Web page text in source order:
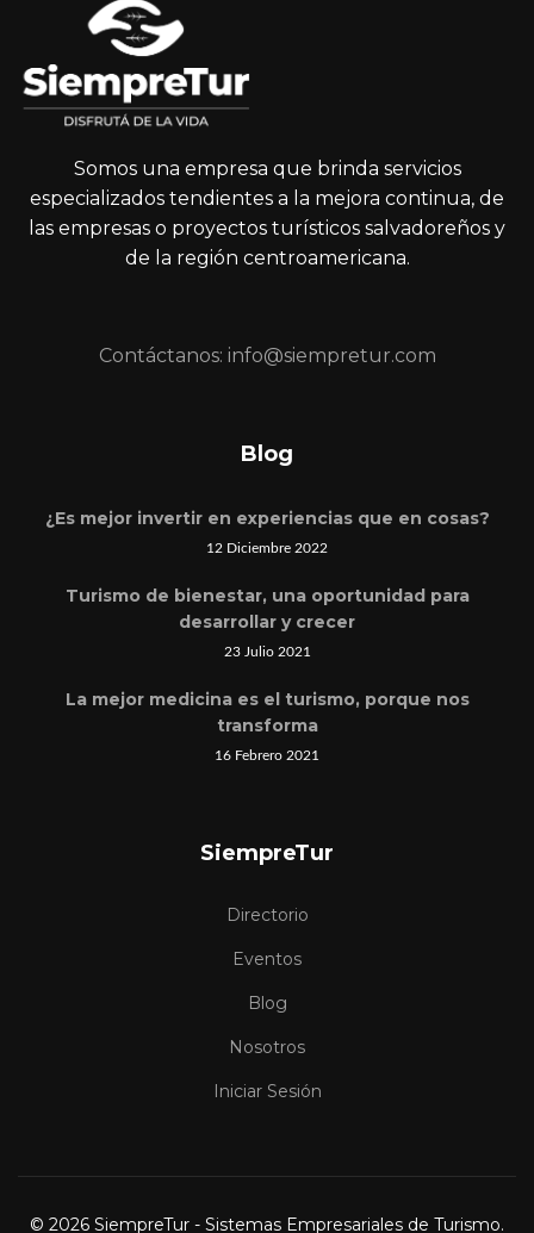
Somos una empresa que brinda servicios
especializados tendientes a la mejora continua, de
las empresas o proyectos turísticos salvadoreños y
de la región centroamericana.
Contáctanos: info@siempretur.com
Blog
¿Es mejor invertir en experiencias que en cosas?
12 Diciembre 2022
Turismo de bienestar, una oportunidad para
desarrollar y crecer
23 Julio 2021
La mejor medicina es el turismo, porque nos
transforma
16 Febrero 2021
SiempreTur
Directorio
Eventos
Blog
Nosotros
Iniciar Sesión
© 2026 SiempreTur - Sistemas Empresariales de Turismo.